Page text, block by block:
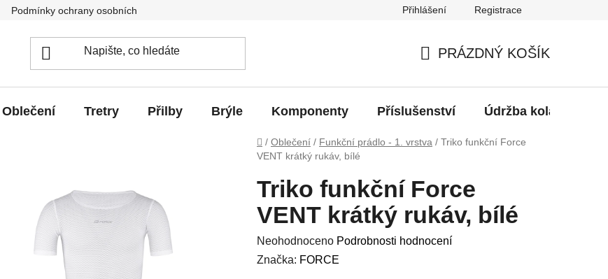
Podmínky ochrany osobních údajů Přihlášení Registrace
KOŠÍK
PRÁZDNÝ KOŠÍK
Oblečení Tretry Přilby Brýle Komponenty Příslušenství Údržba kola
Domů
/ Oblečení / Funkční prádlo - 1. vrstva / Triko funkční Force
VENT krátký rukáv, bílé
Triko funkční Force
VENT krátký rukáv, bílé
Průměrné
hodnocení
Neohodnoceno Podrobnosti hodnocení
Značka: FORCE